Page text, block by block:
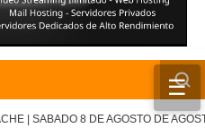
☰
| SABADO 8 DE AGOSTO DE